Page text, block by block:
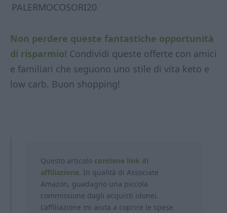
PALERMOCOSORI20
Non perdere queste fantastiche opportunità
di risparmio! Condividi queste offerte con amici
e familiari che seguono uno stile di vita keto e
low carb. Buon shopping!
Questo articolo contiene link di
affiliazione. In qualità di Associate
Amazon, guadagno una piccola
commissione dagli acquisti idonei.
L’affiliazione mi aiuta a coprire le spese